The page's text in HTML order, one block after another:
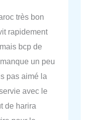
très bon
rapidement
bcp de
un peu
pas aimé la
avec le
de harira